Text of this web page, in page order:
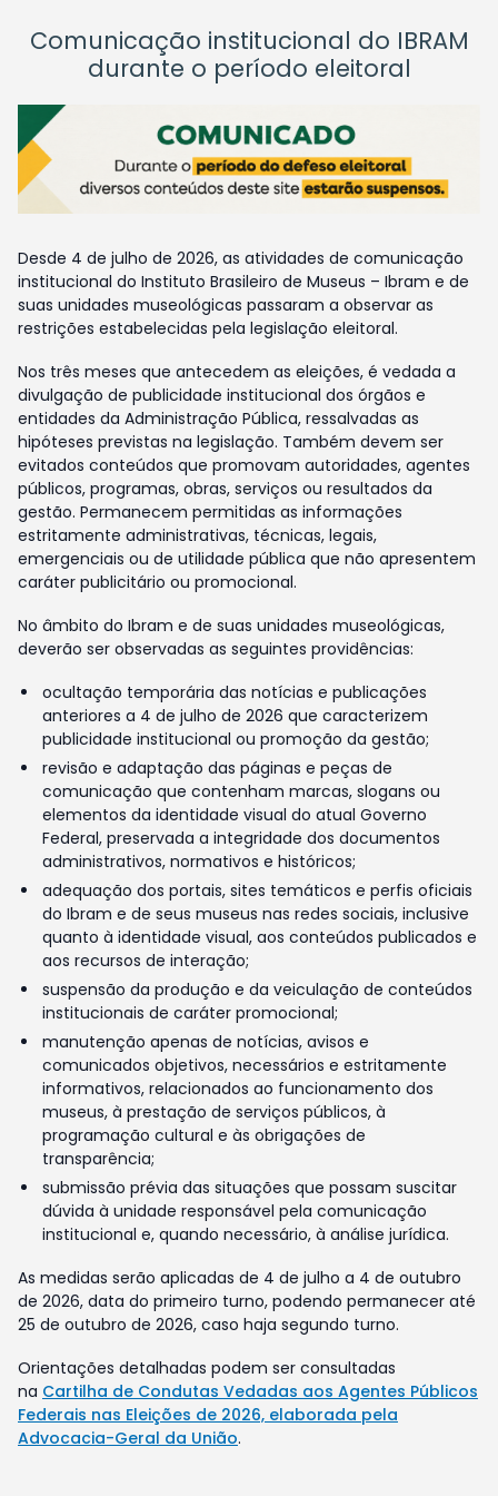
Comunicação institucional do IBRAM
durante o período eleitoral
Desde 4 de julho de 2026, as atividades de comunicação
institucional do Instituto Brasileiro de Museus – Ibram e de
suas unidades museológicas passaram a observar as
restrições estabelecidas pela legislação eleitoral.
Nos três meses que antecedem as eleições, é vedada a
divulgação de publicidade institucional dos órgãos e
entidades da Administração Pública, ressalvadas as
hipóteses previstas na legislação. Também devem ser
evitados conteúdos que promovam autoridades, agentes
públicos, programas, obras, serviços ou resultados da
gestão. Permanecem permitidas as informações
estritamente administrativas, técnicas, legais,
emergenciais ou de utilidade pública que não apresentem
caráter publicitário ou promocional.
No âmbito do Ibram e de suas unidades museológicas,
deverão ser observadas as seguintes providências:
ocultação temporária das notícias e publicações
anteriores a 4 de julho de 2026 que caracterizem
publicidade institucional ou promoção da gestão;
revisão e adaptação das páginas e peças de
comunicação que contenham marcas, slogans ou
elementos da identidade visual do atual Governo
Federal, preservada a integridade dos documentos
administrativos, normativos e históricos;
adequação dos portais, sites temáticos e perfis oficiais
do Ibram e de seus museus nas redes sociais, inclusive
quanto à identidade visual, aos conteúdos publicados e
aos recursos de interação;
suspensão da produção e da veiculação de conteúdos
institucionais de caráter promocional;
manutenção apenas de notícias, avisos e
comunicados objetivos, necessários e estritamente
informativos, relacionados ao funcionamento dos
museus, à prestação de serviços públicos, à
programação cultural e às obrigações de
transparência;
submissão prévia das situações que possam suscitar
dúvida à unidade responsável pela comunicação
institucional e, quando necessário, à análise jurídica.
As medidas serão aplicadas de 4 de julho a 4 de outubro
de 2026, data do primeiro turno, podendo permanecer até
25 de outubro de 2026, caso haja segundo turno.
Orientações detalhadas podem ser consultadas
na Cartilha de Condutas Vedadas aos Agentes Públicos
Federais nas Eleições de 2026, elaborada pela
Advocacia-Geral da União.